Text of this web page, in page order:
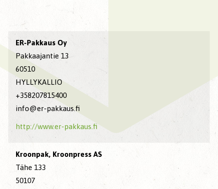
ER-Pakkaus Oy
Pakkaajantie 13
60510
HYLLYKALLIO
+358207815400
info@er-pakkaus.fi
http://www.er-pakkaus.fi
Kroonpak, Kroonpress AS
Tähe 133
50107